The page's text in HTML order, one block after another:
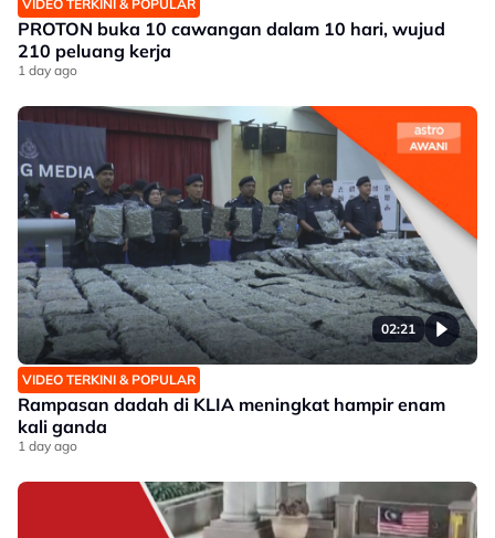
VIDEO TERKINI & POPULAR
PROTON buka 10 cawangan dalam 10 hari, wujud
210 peluang kerja
1 day ago
02:21
VIDEO TERKINI & POPULAR
Rampasan dadah di KLIA meningkat hampir enam
kali ganda
1 day ago